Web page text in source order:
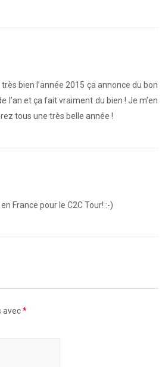
bien l’année 2015 ça annonce du bon
l’an et ça fait vraiment du bien ! Je m’en
tous une très belle année !
France pour le C2C Tour! :-)
avec*